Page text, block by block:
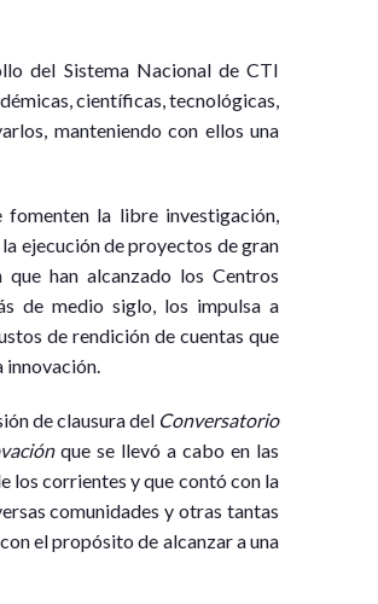
del Sistema Nacional de CTI
científicas, tecnológicas,
manteniendo con ellos una
la libre investigación,
ejecución de proyectos de gran
han alcanzado los Centros
de medio siglo, los impulsa a
de rendición de cuentas que
innovación.
de clausura del Conversatorio
que se llevó a cabo en las
los corrientes y que contó con la
comunidades y otras tantas
el propósito de alcanzar a una